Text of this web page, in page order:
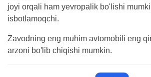
joyi orqali ham yevropalik bo'lishi
isbotlamoqchi.
Zavodning eng muhim avtomobili eng
arzoni bo'lib chiqishi mumkin.